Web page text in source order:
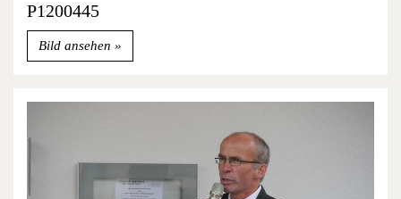
P1200445
Bild ansehen